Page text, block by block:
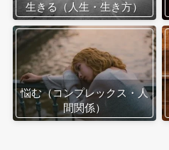
生きる（人生・生き方）
悩む（コンプレックス・人
間関係）